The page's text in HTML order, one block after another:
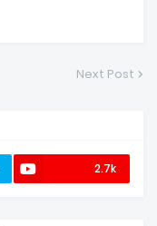
Next Post
2.7k